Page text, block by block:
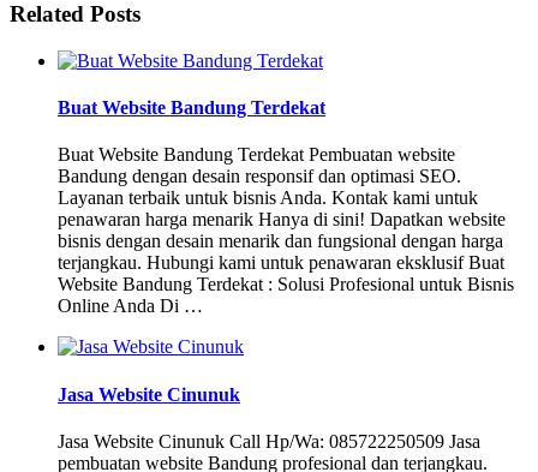
Related Posts
Buat Website Bandung Terdekat
Buat Website Bandung Terdekat Pembuatan website
Bandung dengan desain responsif dan optimasi SEO.
Layanan terbaik untuk bisnis Anda. Kontak kami untuk
penawaran harga menarik Hanya di sini! Dapatkan website
bisnis dengan desain menarik dan fungsional dengan harga
terjangkau. Hubungi kami untuk penawaran eksklusif Buat
Website Bandung Terdekat : Solusi Profesional untuk Bisnis
Online Anda Di …
Jasa Website Cinunuk
Jasa Website Cinunuk Call Hp/Wa: 085722250509 Jasa
pembuatan website Bandung profesional dan terjangkau.